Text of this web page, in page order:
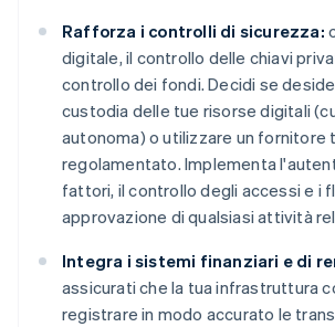
Rafforza i controlli di sicurezza:
digitale, il controllo delle chiavi
controllo dei fondi. Decidi se
custodia delle tue risorse digitali
autonoma) o utilizzare un fornitore
regolamentato. Implementa
fattori, il controllo degli accessi e i
approvazione di qualsiasi attività
Integra i sistemi finanziari e di
assicurati che la tua infrastruttura
registrare in modo accurato le